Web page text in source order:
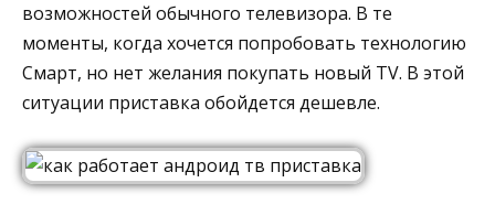
возможностей обычного телевизора. В те
моменты, когда хочется попробовать технологию
Смарт, но нет желания покупать новый TV. В этой
ситуации приставка обойдется дешевле.